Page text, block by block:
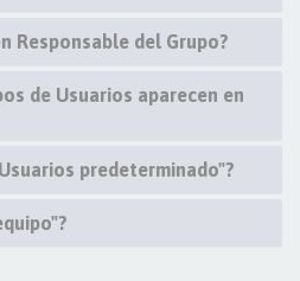
Responsable del Grupo?
de Usuarios aparecen en
predeterminado"?